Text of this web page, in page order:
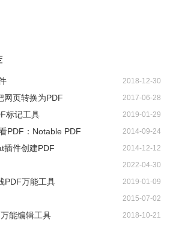
2018-12-30
网页转换为PDF 2017-06-28
标记工具 2019-01-29
PDF：Notable PDF 2014-09-24
插件创建PDF 2014-12-12
2022-04-30
PDF万能工具 2019-01-09
2015-07-02
能编辑工具 2018-10-21